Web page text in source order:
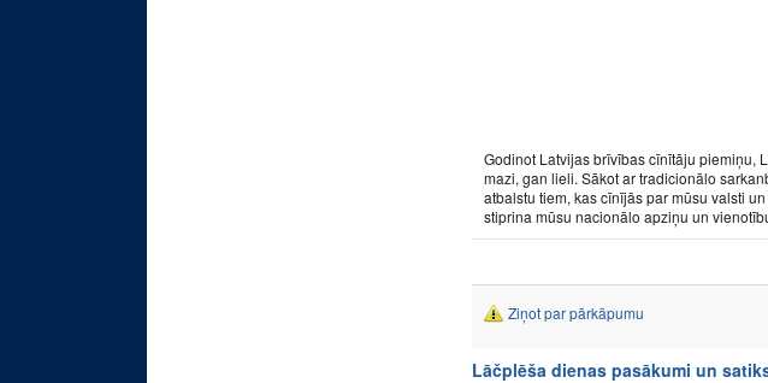
Godinot Latvijas brīvības cīnītāju piemiņu,
mazi, gan lieli. Sākot ar tradicionālo
atbalstu tiem, kas cīnījās par mūsu valsti
stiprina mūsu nacionālo apziņu un
Ziņot par pārkāpumu
Lāčplēša dienas pasākumi un